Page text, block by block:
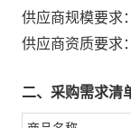
供应商规模要求：
供应商资质要求：
二、采购需求清